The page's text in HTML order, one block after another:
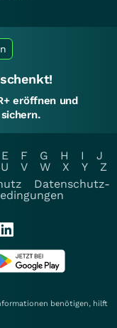
eröffnen und
E F G H I
J
U V W X Y
Z
Datenschutz-
benötigen, hilft